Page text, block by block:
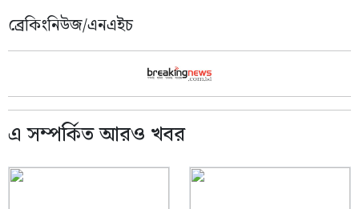
ব্রেকিংনিউজ/এনএইচ
এ সম্পর্কিত আরও খবর